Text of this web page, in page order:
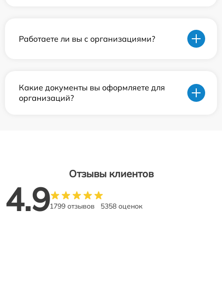
Работаете ли вы с организациями?
Какие документы вы оформляете для
организаций?
Отзывы клиентов
4.91799 отзывов 5358 оценок